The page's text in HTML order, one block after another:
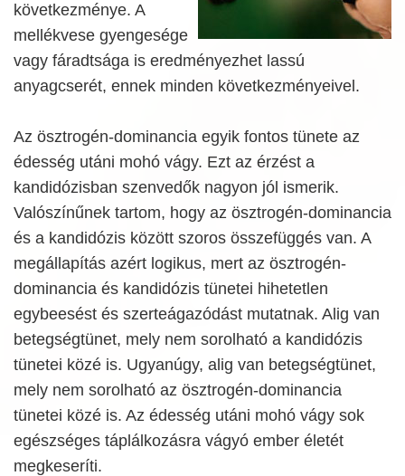
következménye. A
mellékvese gyengesége
vagy fáradtsága is eredményezhet lassú
anyagcserét, ennek minden következményeivel.
Az ösztrogén-dominancia egyik fontos tünete az
édesség utáni mohó vágy. Ezt az érzést a
kandidózisban szenvedők nagyon jól ismerik.
Valószínűnek tartom, hogy az ösztrogén-dominancia
és a kandidózis között szoros összefüggés van. A
megállapítás azért logikus, mert az ösztrogén-
dominancia és kandidózis tünetei hihetetlen
egybeesést és szerteágazódást mutatnak. Alig van
betegségtünet, mely nem sorolható a kandidózis
tünetei közé is. Ugyanúgy, alig van betegségtünet,
mely nem sorolható az ösztrogén-dominancia
tünetei közé is. Az édesség utáni mohó vágy sok
egészséges táplálkozásra vágyó ember életét
megkeseríti.